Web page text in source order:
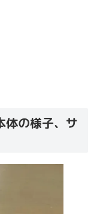
の様子、サ